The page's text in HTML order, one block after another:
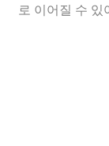
로 이어질 수 있